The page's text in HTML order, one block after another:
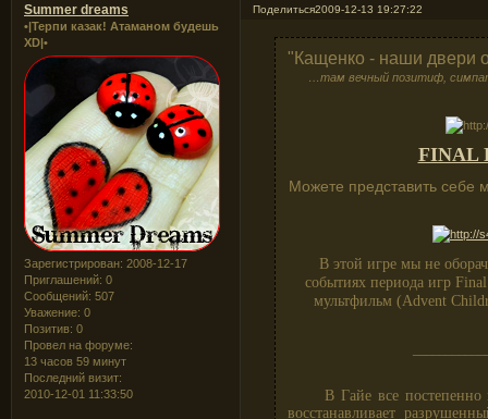
Поделиться2009-12-13 19:27:22
Summer dreams
•|Терпи казак! Атаманом будешь
XD|•
Зарегистрирован: 2008-12-17
Приглашений: 0
Сообщений: 507
Уважение: 0
Позитив: 0
Провел на форуме:
13 часов 59 минут
Последний визит:
2010-12-01 11:33:50
"Кащенко - наши двери
…там вечный позитиф,
FINAL
Можете представить себе
В этой игре мы не
событиях периода игр
мультфильм (Advent
В Гайе все постепенно
восстанавливает